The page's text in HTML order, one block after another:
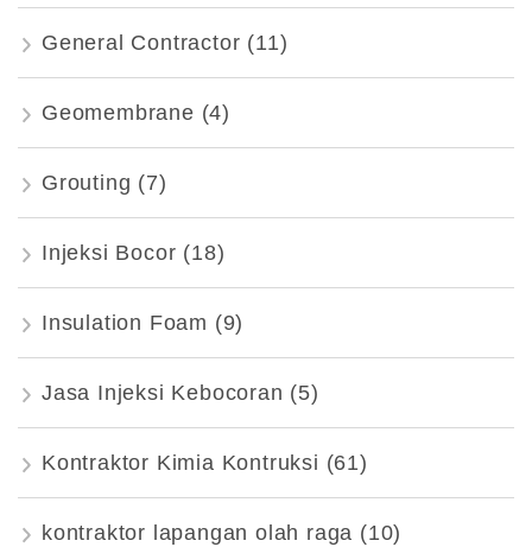
General Contractor (11)
Geomembrane (4)
Grouting (7)
Injeksi Bocor (18)
Insulation Foam (9)
Jasa Injeksi Kebocoran (5)
Kontraktor Kimia Kontruksi (61)
kontraktor lapangan olah raga (10)